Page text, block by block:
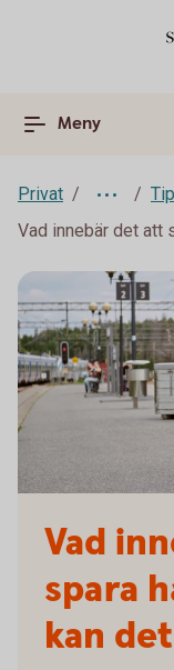
Meny
Privat
Vad innebär det att
Vad
spara
kan